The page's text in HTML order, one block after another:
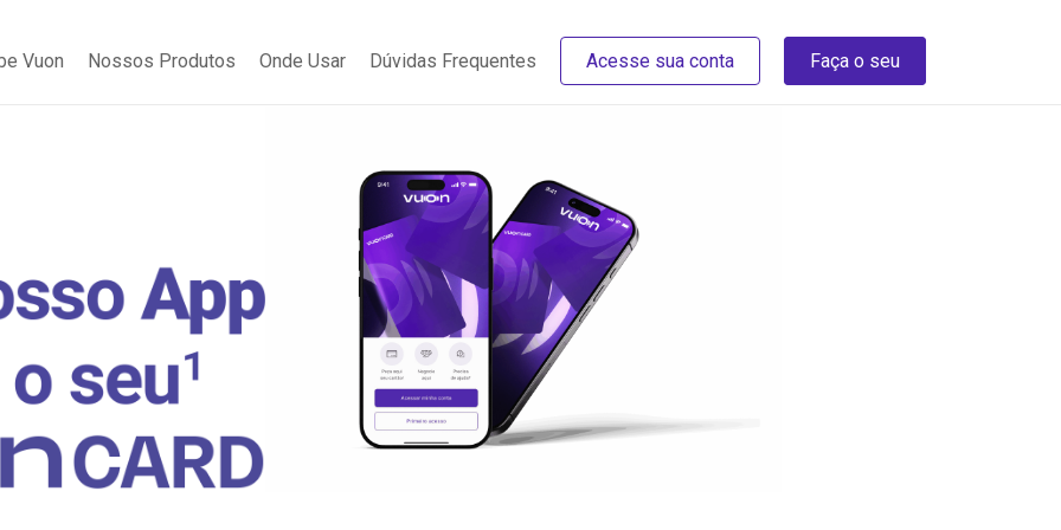
Vuon Nossos Produtos Onde Usar Dúvidas Frequentes Acesse sua conta Faça o seu